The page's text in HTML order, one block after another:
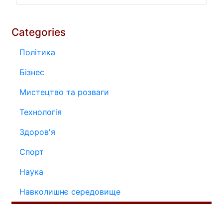
Categories
Політика
Бізнес
Мистецтво та розваги
Технологія
Здоров'я
Спорт
Наука
Навколишнє середовище